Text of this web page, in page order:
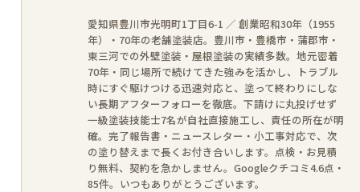
愛知県豊川市光明町1丁目6-1 ／ 創業昭和30年（1955
年）・70年の老舗塗装店。豊川市・豊橋市・蒲郡市・
東三河での外壁塗装・屋根塗装の実績多数。地元密着
70年・同じ場所で続けてきた強みを活かし、トラブル
時にすぐ駆けつける迅速対応と、塗って終わりにしな
い長期アフターフォローを徹底。下請けに丸投げせず
一級塗装技能士7名が自社直接施工し、責任の所在が明
確。完了報告書・ニュースレター・小工事対応で、次
の塗り替えまで長くお付き合いします。点検・お見積
り無料、契約を急かしません。Googleクチコミ4.6点・
85件。いつもありがとうございます。